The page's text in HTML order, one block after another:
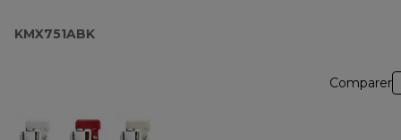
KMX751ABK
Comparer